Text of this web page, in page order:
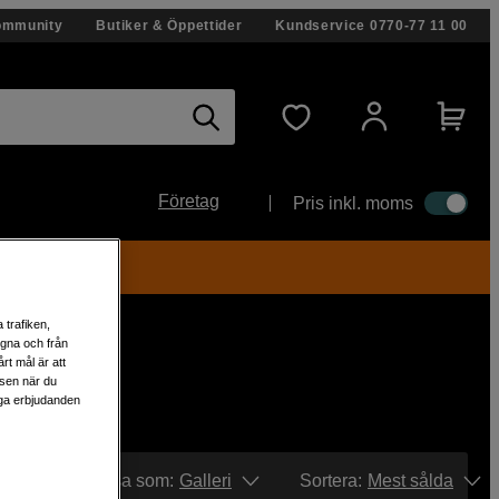
Butiker & Öppettider Kundservice 0770-77 11 00
Företag Pris inkl. moms
Visa som: Galleri Sortera: Mest sålda
trafiken,
och från
mål är att
när du
erbjudanden